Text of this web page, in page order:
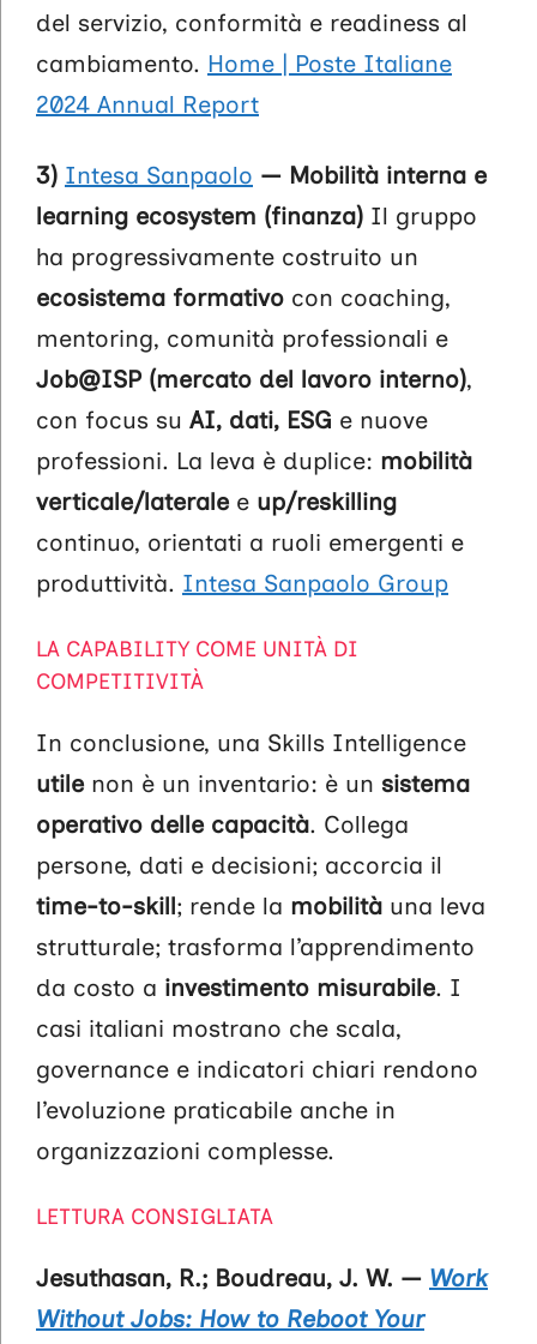
del servizio, conformità e readiness al
cambiamento. Home | Poste Italiane
2024 Annual Report
3) Intesa Sanpaolo — Mobilità interna e
learning ecosystem (finanza) Il gruppo
ha progressivamente costruito un
ecosistema formativo con coaching,
mentoring, comunità professionali e
Job@ISP (mercato del lavoro interno),
con focus su AI, dati, ESG e nuove
professioni. La leva è duplice: mobilità
verticale/lateralee up/reskilling
continuo, orientati a ruoli emergenti e
produttività. Intesa Sanpaolo Group
LA CAPABILITY COME UNITÀ DI
COMPETITIVITÀ
In conclusione, una Skills Intelligence
utilenon è un inventario: è un sistema
operativo delle capacità. Collega
persone, dati e decisioni; accorcia il
time-to-skill; rende la mobilità una leva
strutturale; trasforma l’apprendimento
da costo a investimento misurabile. I
casi italiani mostrano che scala,
governance e indicatori chiari rendono
l’evoluzione praticabile anche in
organizzazioni complesse.
LETTURA CONSIGLIATA
Jesuthasan, R.; Boudreau, J. W. — Work
Without Jobs: How to Reboot Your